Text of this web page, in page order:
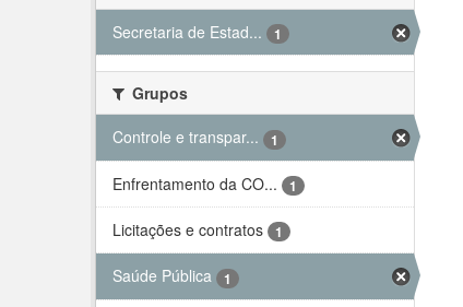
Secretaria de Estad...
1
Grupos
Controle e transpar...
1
Enfrentamento da CO... 1
Licitações e contratos 1
Saúde Pública 1